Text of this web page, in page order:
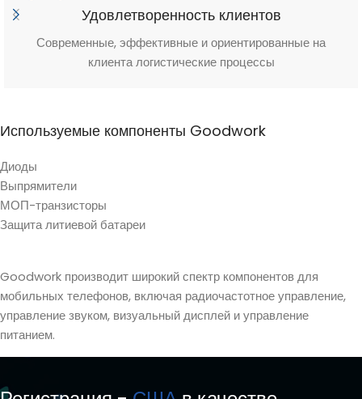
Удовлетворенность клиентов
Современные, эффективные и ориентированные на
клиента логистические процессы
Используемые компоненты Goodwork
Диоды
Выпрямители
МОП-транзисторы
Защита литиевой батареи
Goodwork производит широкий спектр компонентов для
мобильных телефонов, включая радиочастотное управление,
управление звуком, визуальный дисплей и управление
питанием.